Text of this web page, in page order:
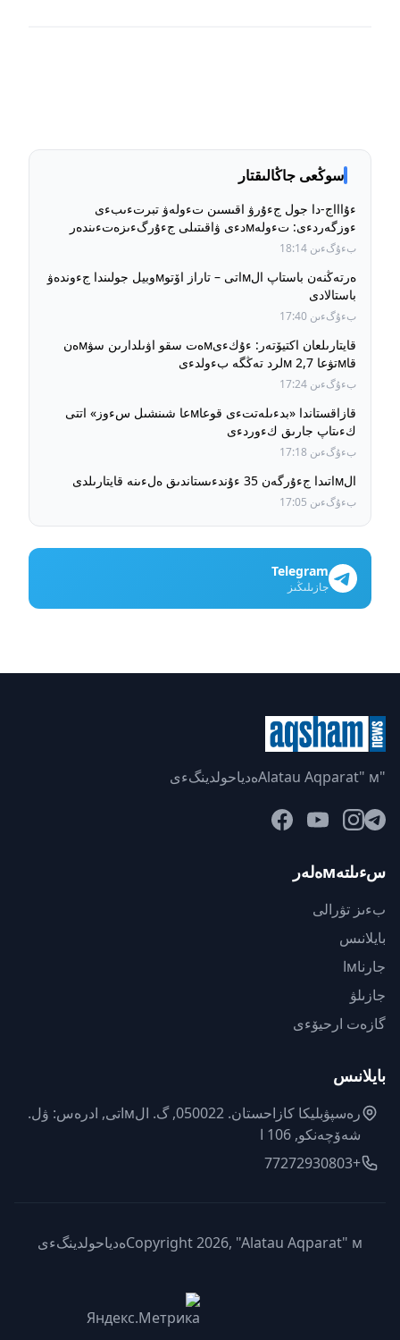
سوڭعى جاڭالىقتار
ءۇاااج-دا جول جءۇرۋ اقىسىن تءولەۋ تبرتءىبءى
ءوزگەردءى: تءولەмدءى ۋاقىتىلى جءۇرگءىزەتءىندەر
ءۇشءىن جول جءۇرۋ قۇنى بۇرىنعى دەڭگەيدە ساقتالادى
بءۇگءىن 18:14
ەرتەڭنەن باستاپ الмاتى – تاراز اۆتوмوبيل جولىندا جءوندەۋ
باستالادى
بءۇگءىن 17:40
قايتارىلعان اكتيۆتەر: ءۇكءىмەت سقو اۋىلدارىن سۋмەن
قاмتۋعا 2,7 мلرد تەڭگە بءولدءى
بءۇگءىن 17:24
قازاقستاندا «بدءىلەتتءى قوعاмعا شىنشىل سءوز» اتتى
كءىتاپ جارىق كءوردءى
بءۇگءىن 17:18
الмاتىدا جءۇرگەن 35 ءۇندءىستاندىق ەلءىنە قايتارىلدى
بءۇگءىن 17:05
Telegram
جازىلىڭىز
"Alatau Aqparat" мەدياحولدينگءى
سءىلتەмەلەر
بءىز تۋرالى
بايلانىس
جارناмا
جازىلۋ
گازەت ارحيۆءى
بايلانىس
رەسپۋبليكا كازاحستان. 050022, گ. الмاتى, ادرەس: ۋل.
شەۆچەنكو, 106 ا
+77272930803
Copyright 2026, "Alatau Aqparat" мەدياحولدينگءى